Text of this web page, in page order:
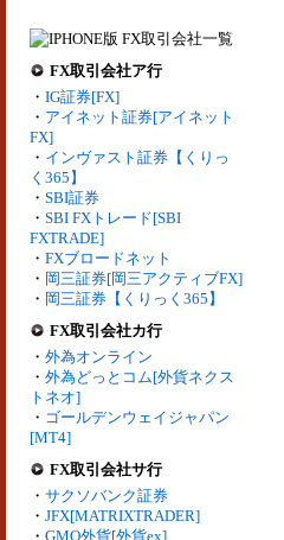
FX取引会社ア行
・ IG証券[FX]
・ アイネット証券[アイネット
FX]
・ インヴァスト証券【くりっ
く365】
・ SBI証券
・ SBI FXトレード[SBI
FXTRADE]
・ FXブロードネット
・ 岡三証券[岡三アクティブFX]
・ 岡三証券【くりっく365】
FX取引会社カ行
・ 外為オンライン
・ 外為どっとコム[外貨ネクス
トネオ]
・ ゴールデンウェイジャパン
[MT4]
FX取引会社サ行
・ サクソバンク証券
・ JFX[MATRIXTRADER]
・ GMO外貨[外貨ex]